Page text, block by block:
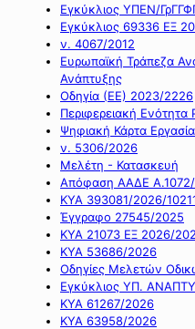
Εγκύκλιος ΥΠΕΝ/
Εγκύκλιος 69336 ΕΞ
ν. 4067/2012
Ευρωπαϊκή Τράπεζα
Ανάπτυξης
Οδηγία (ΕΕ) 2023/2226
Περιφερειακή Ενότητα
Ψηφιακή Κάρτα
ν. 5306/2026
Μελέτη - Κατασκευή
Απόφαση ΑΑΔΕ
ΚΥΑ 393081/2026/
Έγγραφο 27545/2025
ΚΥΑ 21073 ΕΞ 2026/
ΚΥΑ 53686/2026
Οδηγίες Μελετών
Εγκύκλιος ΥΠ.
ΚΥΑ 61267/2026
ΚΥΑ 63958/2026